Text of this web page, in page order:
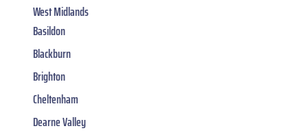
West Midlands
Basildon
Blackburn
Brighton
Cheltenham
Dearne Valley